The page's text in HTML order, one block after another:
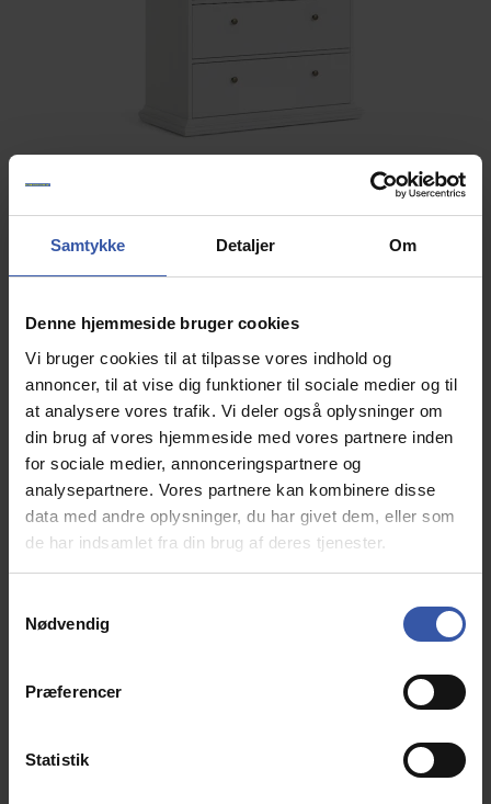
Samtykke Detaljer Om
Denne hjemmeside bruger cookies
Vi bruger cookies til at tilpasse vores indhold og
annoncer, til at vise dig funktioner til sociale medier og til
at analysere vores trafik. Vi deler også oplysninger om
din brug af vores hjemmeside med vores partnere inden
for sociale medier, annonceringspartnere og
analysepartnere. Vores partnere kan kombinere disse
data med andre oplysninger, du har givet dem, eller som
de har indsamlet fra din brug af deres tjenester.
Nødvendig
Præferencer
Statistik
Frisenborg hvid kommode 95 cm bred med 4
skuffer
14190
Frisenborg kollektionen er en serie Dansk
producerede møbler til soveværelset, stuen og
spisestuen i romantisk k lassisk Herregårds stil.
2.299,00 DKK